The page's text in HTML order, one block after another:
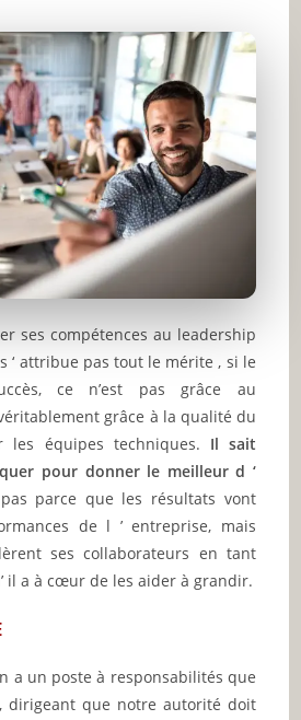
ses compétences au leadership
‘ attribue pas tout le mérite , si le
ce n’est pas grâce au
grâce à la qualité du
les équipes techniques. Il sait
pour donner le meilleur d ‘
parce que les résultats vont
de l ’ entreprise, mais
ses collaborateurs en tant
il a à cœur de les aider à grandir.
a un poste à responsabilités que
dirigeant que notre autorité doit